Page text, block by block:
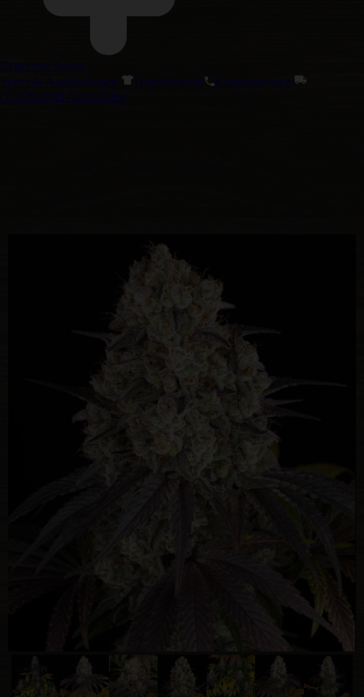
Reguliere Zaden
Speciale Aanbiedingen
Handelswaar
Klantenservice
Groothandel Aanmelden